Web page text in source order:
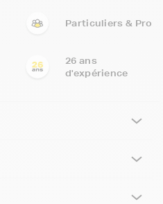
Particuliers & Pro
26 ans
d'expérience